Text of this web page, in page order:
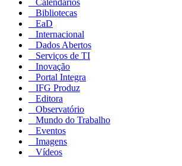
Bibliotecas
EaD
Internacional
Dados Abertos
Serviços de TI
Inovação
Portal Integra
IFG Produz
Editora
Observatório
Mundo do Trabalho
Eventos
Imagens
Vídeos